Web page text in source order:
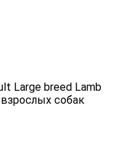
Large breed Lamb
собак